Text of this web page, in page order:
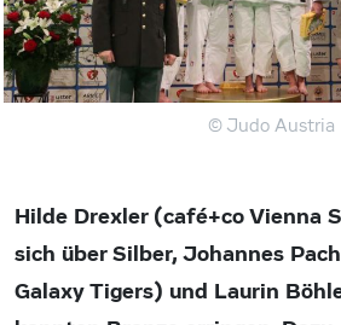
© Judo Austria
Hilde Drexler (café+co Vienna
sich über Silber, Johannes
Galaxy Tigers) und Laurin